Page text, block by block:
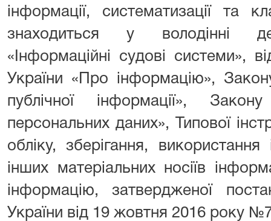
інформації, систематизації та
знаходиться у володінні
«Інформаційні судові системи»,
України «Про інформацію»,
публічної інформації»,
персональних даних», Типової
обліку, зберігання,
інших матеріальних носіїв
інформацію, затвердженої
України від 19 жовтня 2016 року